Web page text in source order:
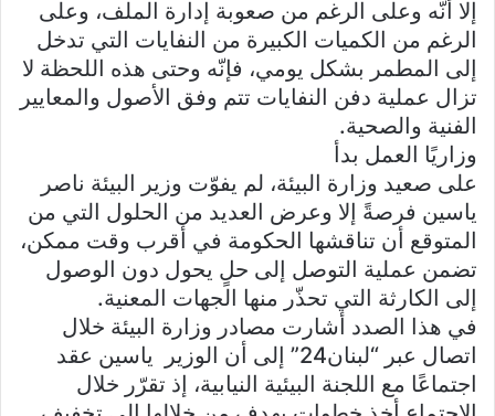
إلا أنّه وعلى الرغم من صعوبة إدارة الملف، وعلى
الرغم من الكميات الكبيرة من النفايات التي تدخل
إلى المطمر بشكل يومي، فإنّه وحتى هذه اللحظة لا
تزال عملية دفن النفايات تتم وفق الأصول والمعايير
الفنية والصحية.
وزاريًا العمل بدأ
على صعيد وزارة البيئة، لم يفوّت وزير البيئة ناصر
ياسين فرصةً إلا وعرض العديد من الحلول التي من
المتوقع أن تناقشها الحكومة في أقرب وقت ممكن،
تضمن عملية التوصل إلى حلٍ يحول دون الوصول
إلى الكارثة التي تحذّر منها الجهات المعنية.
في هذا الصدد أشارت مصادر وزارة البيئة خلال
اتصال عبر “لبنان24” إلى أن الوزير ياسين عقد
اجتماعًا مع اللجنة البيئية النيابية، إذ تقرّر خلال